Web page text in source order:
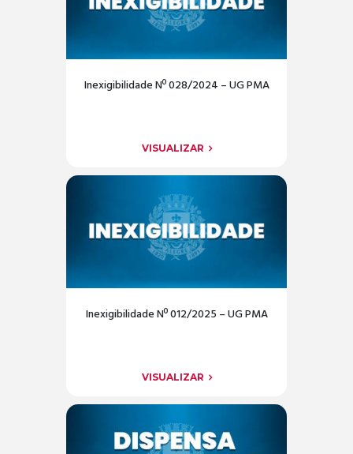
Inexigibilidade Nº 028/2024 – UG PMA
VISUALIZAR
Inexigibilidade Nº 012/2025 – UG PMA
VISUALIZAR